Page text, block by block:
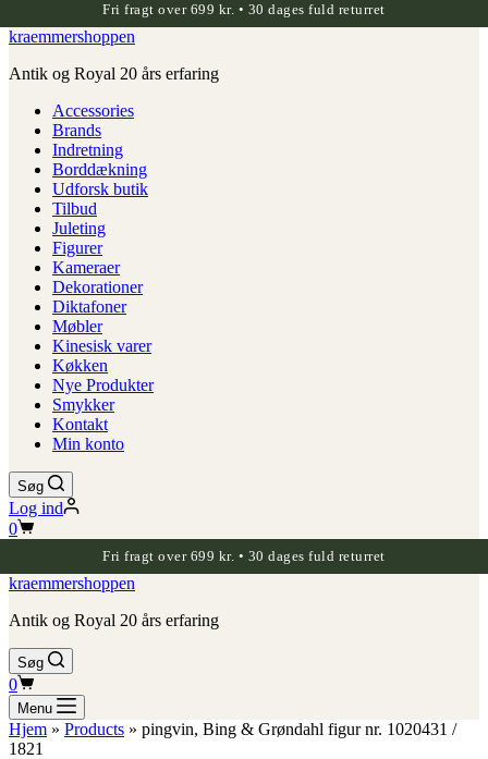
Fri fragt over 699 kr. • 30 dages fuld returret
kraemmershoppen
Antik og Royal 20 års erfaring
Accessories
Brands
Indretning
Borddækning
Udforsk butik
Tilbud
Juleting
Figurer
Kameraer
Dekorationer
Diktafoner
Møbler
Kinesisk varer
Køkken
Nye Produkter
Smykker
Kontakt
Min konto
Søg
Log ind
Indkøbskurv
0
Fri fragt over 699 kr. • 30 dages fuld returret
kraemmershoppen
Antik og Royal 20 års erfaring
Søg
Indkøbskurv
0
Menu
Hjem » Products » pingvin, Bing & Grøndahl figur nr. 1020431 /
1821